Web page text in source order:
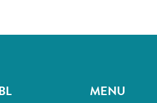
MENU